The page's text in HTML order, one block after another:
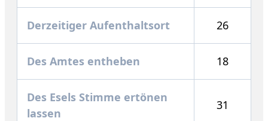
Derzeitiger Aufenthaltsort 26
Des Amtes entheben 18
Des Esels Stimme ertönen
lassen
31